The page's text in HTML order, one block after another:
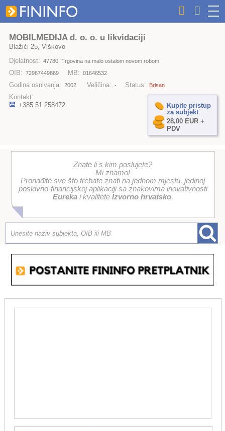
MOBILMEDIJA d. o. o. u likvidaciji
Blažići 25, Viškovo
Djelatnost: 47780, Trgovina na malo ostalom novom robom
OIB: 72967449869 MB: 01646532
Godina osnivanja: 2002. Veličina: - Status: Brisan
Kontakt:
+385 51 258472
Kupite pristup
za subjekt
28,00 EUR +
PDV
Znate li s kim poslujete?
Mi znamo!
Pronađite sve što trebate znati na jednom mjestu, jedinoj
poslovno-financijskoj aplikaciji sa znakovima inovativnosti
Eurekai kvalitete Izvorno hrvatsko.